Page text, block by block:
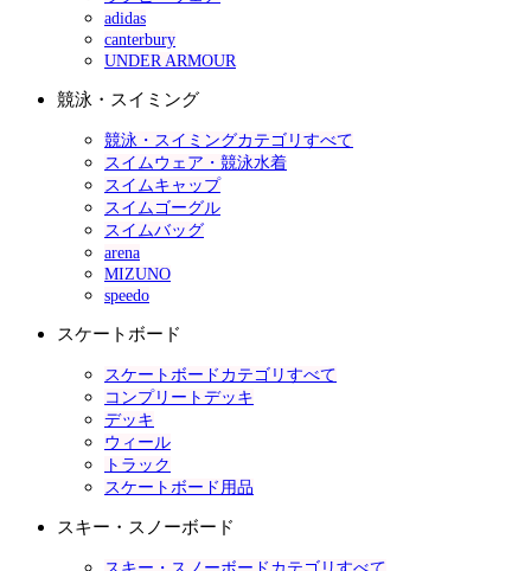
adidas
canterbury
UNDER ARMOUR
競泳・スイミング
競泳・スイミングカテゴリすべて
スイムウェア・競泳水着
スイムキャップ
スイムゴーグル
スイムバッグ
arena
MIZUNO
speedo
スケートボード
スケートボードカテゴリすべて
コンプリートデッキ
デッキ
ウィール
トラック
スケートボード用品
スキー・スノーボード